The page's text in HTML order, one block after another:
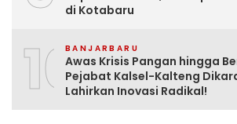
di Kotabaru
10BANJARBARU
Awas Krisis Pangan hingga
Pejabat Kalsel-Kalteng
Lahirkan Inovasi Radikal!